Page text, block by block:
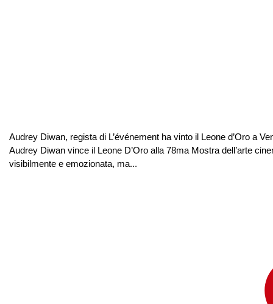
Audrey Diwan, regista di L’événement ha vinto il Leone d’Oro a
Audrey Diwan vince il Leone D’Oro alla 78ma Mostra dell’arte
visibilmente e emozionata, ma...